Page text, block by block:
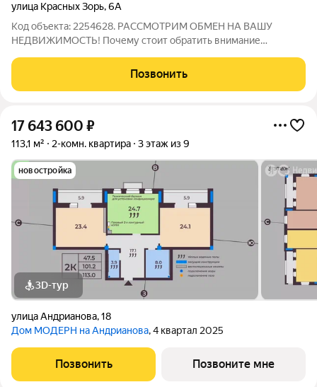
улица Красных Зорь,6А
Код объекта: 2254628. РАССМОТРИМ ОБМЕН НА ВАШУ
НЕДВИЖИМОСТЬ! Почему стоит обратить внимание
дома (1963). Изолированные комнаты, окна выходят на улицу
светло и видно городскую жизнь.
Позвонить
17 643 600 ₽
113,1 м² 2-комн. квартира 3 этаж из 9
новостройка
3D-тур
улица Андрианова,18
Дом МОДЕРН на Андрианова, 4 квартал 2025
Позвонить Позвоните мне